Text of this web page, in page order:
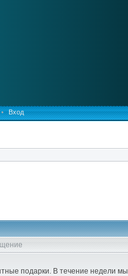
• Вход
подарки. В течение недели